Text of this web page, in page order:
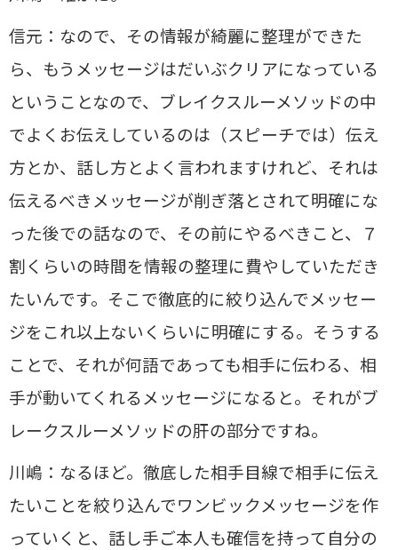
信元：なので、その情報が綺麗に整理ができた
ら、もうメッセージはだいぶクリアになっている
ということなので、ブレイクスルーメソッドの中
でよくお伝えしているのは（スピーチでは）伝え
方とか、話し方とよく言われますけれど、それは
伝えるべきメッセージが削ぎ落とされて明確にな
った後での話なので、その前にやるべきこと、７
割くらいの時間を情報の整理に費やしていただき
たいんです。そこで徹底的に絞り込んでメッセー
ジをこれ以上ないくらいに明確にする。そうする
ことで、それが何語であっても相手に伝わる、相
手が動いてくれるメッセージになると。それがブ
レークスルーメソッドの肝の部分ですね。
川嶋：なるほど。徹底した相手目線で相手に伝え
たいことを絞り込んでワンビックメッセージを作
っていくと、話し手ご本人も確信を持って自分の